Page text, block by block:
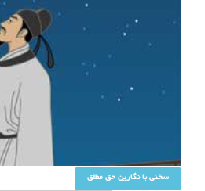
سخنی با نگارین حق مطلق